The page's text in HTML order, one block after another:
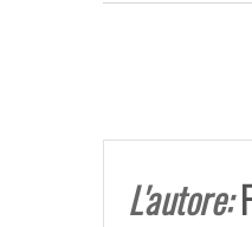
L'autore: